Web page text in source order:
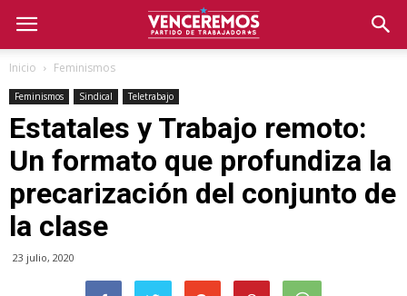
Inicio Feminismos
Feminismos Sindical Teletrabajo
Estatales y Trabajo remoto:
Un formato que profundiza la
precarización del conjunto de
la clase
23 julio, 2020